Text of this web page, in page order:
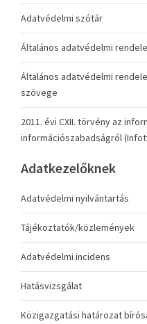
Adatvédelmi szótár
Általános adatvédelmi
Általános adatvédelmi
szövege
2011. évi CXII. törvény az
információszabadságról
Adatkezelőknek
Adatvédelmi nyilvántartás
Tájékoztatók/közlemények
Adatvédelmi incidens
Hatásvizsgálat
Közigazgatási határozat